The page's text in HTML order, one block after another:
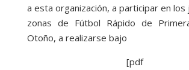
a esta organización, a participar en
zonas de Fútbol Rápido de
Otoño, a realizarse bajo
[pdf